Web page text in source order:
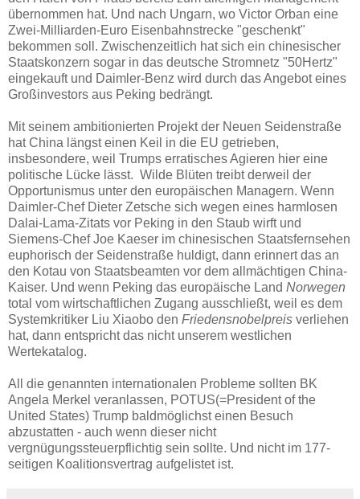
übernommen hat. Und nach Ungarn, wo Victor Orban eine
Zwei-Milliarden-Euro Eisenbahnstrecke "geschenkt"
bekommen soll. Zwischenzeitlich hat sich ein chinesischer
Staatskonzern sogar in das deutsche Stromnetz "50Hertz"
eingekauft und Daimler-Benz wird durch das Angebot eines
Großinvestors aus Peking bedrängt.
Mit seinem ambitionierten Projekt der Neuen Seidenstraße
hat China längst einen Keil in die EU getrieben,
insbesondere, weil Trumps erratisches Agieren hier eine
politische Lücke lässt. Wilde Blüten treibt derweil der
Opportunismus unter den europäischen Managern. Wenn
Daimler-Chef Dieter Zetsche sich wegen eines harmlosen
Dalai-Lama-Zitats vor Peking in den Staub wirft und
Siemens-Chef Joe Kaeser im chinesischen Staatsfernsehen
euphorisch der Seidenstraße huldigt, dann erinnert das an
den Kotau von Staatsbeamten vor dem allmächtigen China-
Kaiser. Und wenn Peking das europäische Land Norwegen
total vom wirtschaftlichen Zugang ausschließt, weil es dem
Systemkritiker Liu Xiaobo den Friedensnobelpreis verliehen
hat, dann entspricht das nicht unserem westlichen
Wertekatalog.
All die genannten internationalen Probleme sollten BK
Angela Merkel veranlassen, POTUS(=President of the
United States) Trump baldmöglichst einen Besuch
abzustatten - auch wenn dieser nicht
vergnügungssteuerpflichtig sein sollte. Und nicht im 177-
seitigen Koalitionsvertrag aufgelistet ist.